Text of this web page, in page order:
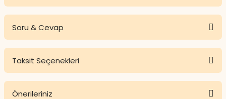
Dağ İnciri Nedir?
Dağ inciriyüksek rakımlı bölgelerde
yetişen incir çeşitleri arasında yer alır. Bitki
doğal yetişme ortamında toprak yapısına
ve iklimine uyumlu bir şekilde gelişir. Meyve
olgunlaşma dönemine ulaştığında güneş
ışığı etkisi ile tat yapısı belirginleşir.
Toplama süreci mevsimsel takvime göre
Soru & Cevap
Taksit Seçenekleri
Önerileriniz